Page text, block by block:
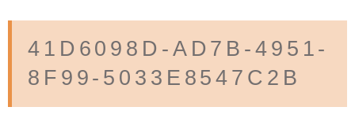
41D6098D-AD7B-4951-
8F99-5033E8547C2B